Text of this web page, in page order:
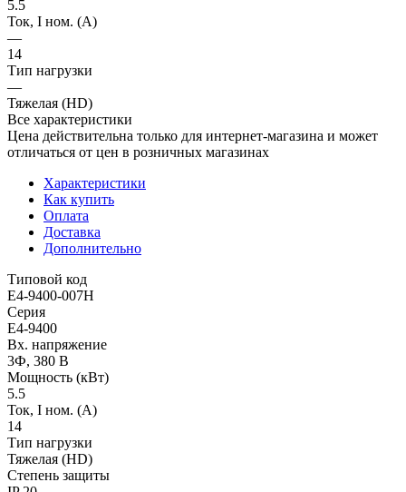
5.5
Ток, I ном. (А)
—
14
Тип нагрузки
—
Тяжелая (HD)
Все характеристики
Цена действительна только для интернет-магазина и может
отличаться от цен в розничных магазинах
Характеристики
Как купить
Оплата
Доставка
Дополнительно
Типовой код
E4-9400-007H
Серия
E4-9400
Вх. напряжение
3Ф, 380 В
Мощность (кВт)
5.5
Ток, I ном. (А)
14
Тип нагрузки
Тяжелая (HD)
Степень защиты